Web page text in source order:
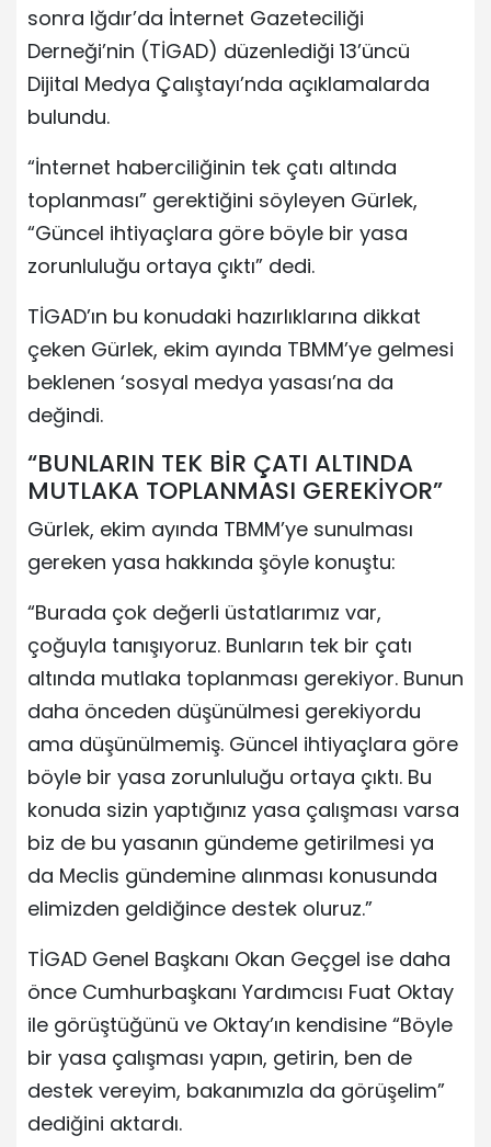
sonra Iğdır’da İnternet Gazeteciliği
Derneği’nin (TİGAD) düzenlediği 13’üncü
Dijital Medya Çalıştayı’nda açıklamalarda
bulundu.
“İnternet haberciliğinin tek çatı altında
toplanması” gerektiğini söyleyen Gürlek,
“Güncel ihtiyaçlara göre böyle bir yasa
zorunluluğu ortaya çıktı” dedi.
TİGAD’ın bu konudaki hazırlıklarına dikkat
çeken Gürlek, ekim ayında TBMM’ye gelmesi
beklenen ‘sosyal medya yasası’na da
değindi.
“BUNLARIN TEK BİR ÇATI ALTINDA
MUTLAKA TOPLANMASI GEREKİYOR”
Gürlek, ekim ayında TBMM’ye sunulması
gereken yasa hakkında şöyle konuştu:
“Burada çok değerli üstatlarımız var,
çoğuyla tanışıyoruz. Bunların tek bir çatı
altında mutlaka toplanması gerekiyor. Bunun
daha önceden düşünülmesi gerekiyordu
ama düşünülmemiş. Güncel ihtiyaçlara göre
böyle bir yasa zorunluluğu ortaya çıktı. Bu
konuda sizin yaptığınız yasa çalışması varsa
biz de bu yasanın gündeme getirilmesi ya
da Meclis gündemine alınması konusunda
elimizden geldiğince destek oluruz.”
TİGAD Genel Başkanı Okan Geçgel ise daha
önce Cumhurbaşkanı Yardımcısı Fuat Oktay
ile görüştüğünü ve Oktay’ın kendisine “Böyle
bir yasa çalışması yapın, getirin, ben de
destek vereyim, bakanımızla da görüşelim”
dediğini aktardı.